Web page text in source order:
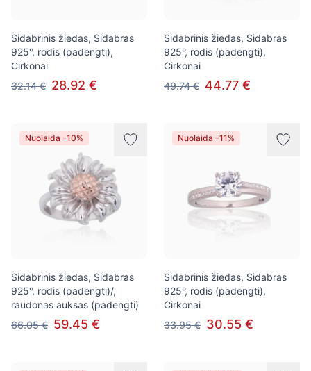
Sidabrinis žiedas, Sidabras
925°, rodis (padengti),
Cirkonai
32.14 € 28.92 €
Sidabrinis žiedas, Sidabras
925°, rodis (padengti),
Cirkonai
49.74 € 44.77 €
Nuolaida -10%
Sidabrinis žiedas, Sidabras
925°, rodis (padengti)/,
raudonas auksas (padengti)
66.05 € 59.45 €
Nuolaida -11%
Sidabrinis žiedas, Sidabras
925°, rodis (padengti),
Cirkonai
33.95 € 30.55 €